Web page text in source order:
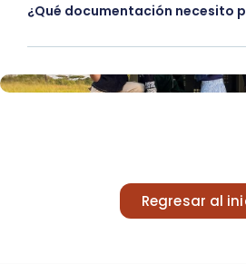
¿Qué documentación necesito
Regresar al